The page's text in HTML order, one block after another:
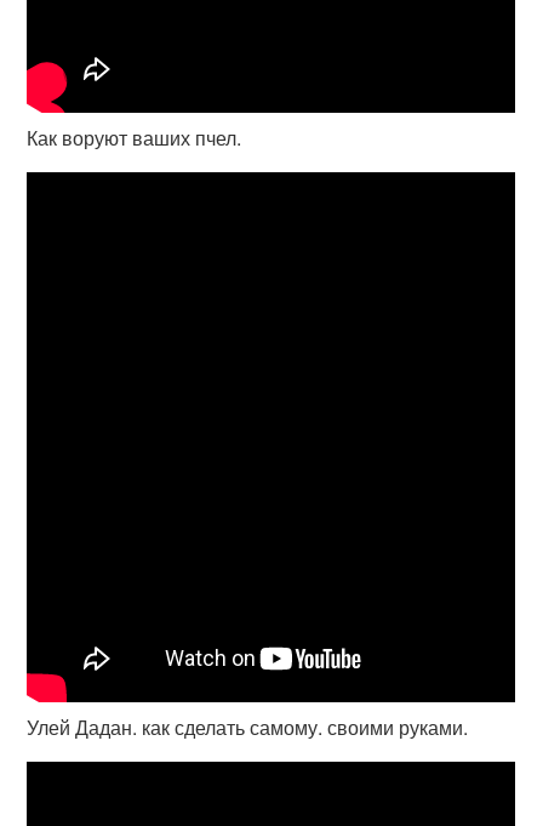
Как воруют ваших пчел.
Улей Дадан. как сделать самому. своими руками.